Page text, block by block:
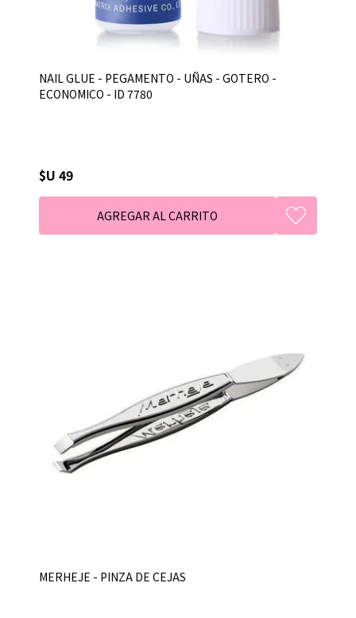
NAIL GLUE - PEGAMENTO - UÑAS - GOTERO -
ECONOMICO - ID 7780
$U 49
MERHEJE - PINZA DE CEJAS